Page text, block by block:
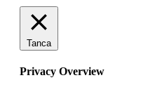
Tanca
Privacy Overview